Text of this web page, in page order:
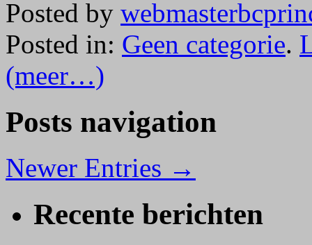
Posted by
Posted in: Geen categorie.
(meer…)
Posts navigation
Newer Entries →
Recente berichten